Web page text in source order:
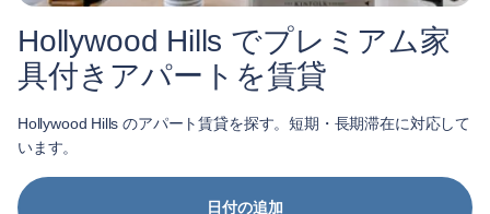
Hollywood Hills でプレミアム家
具付きアパートを賃貸
Hollywood Hills のアパート賃貸を探す。短期・長期滞在に対応して
います。
日付の追加